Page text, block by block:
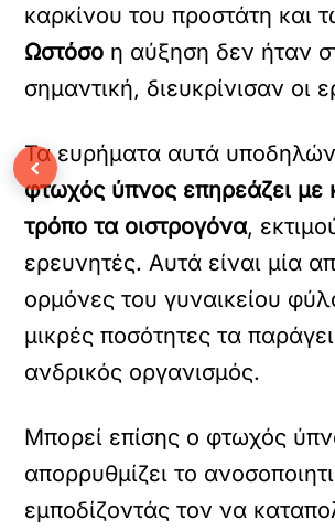
καρκίνου του προστάτη και
Ωστόσο η αύξηση δεν ήταν
σημαντική, διευκρίνισαν οι
Τα ευρήματα αυτά
φτωχός ύπνος επηρεάζει με
τρόπο τα οιστρογόνα,
ερευνητές. Αυτά είναι μία
ορμόνες του γυναικείου
μικρές ποσότητες τα
ανδρικός οργανισμός.
Μπορεί επίσης ο φτωχός
απορρυθμίζει το
εμποδίζοντάς τον να
‹